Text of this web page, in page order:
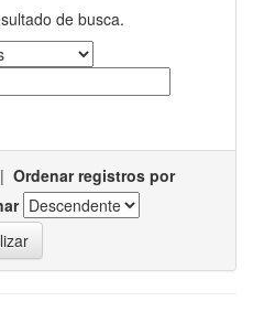
de busca.
| Ordenar registros por